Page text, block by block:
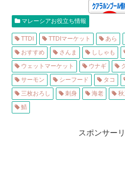
マレーシアお役立ち情報
TTDI TTDIマーケット あら
おすすめ
さんま ししゃも
ウェットマーケット
ウナギ
サーモン
シーフード タコ
三枚おろし
刺身 海老 秋
鯖
スポンサー